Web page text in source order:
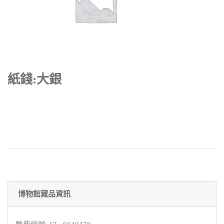
紙錢:大銀
博物館藏品資訊